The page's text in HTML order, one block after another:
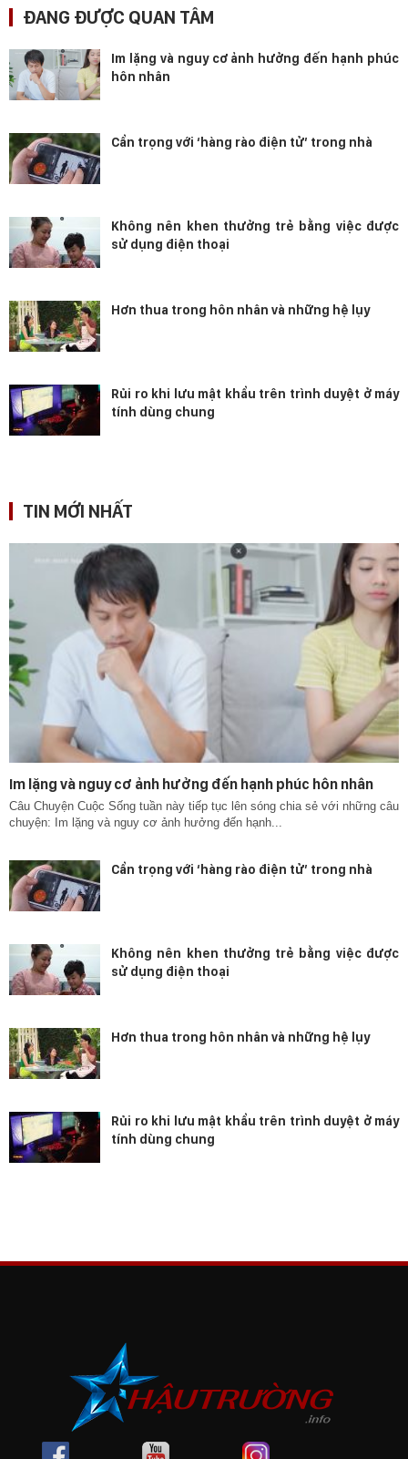
ĐANG ĐƯỢC QUAN TÂM
Im lặng và nguy cơ ảnh hưởng đến hạnh phúc
hôn nhân
Cẩn trọng với ‘hàng rào điện tử’ trong nhà
Không nên khen thưởng trẻ bằng việc được
sử dụng điện thoại
Hơn thua trong hôn nhân và những hệ lụy
Rủi ro khi lưu mật khẩu trên trình duyệt ở máy
tính dùng chung
TIN MỚI NHẤT
Im lặng và nguy cơ ảnh hưởng đến hạnh phúc hôn nhân
Câu Chuyện Cuộc Sống tuần này tiếp tục lên sóng chia sẻ với những câu
chuyện: Im lặng và nguy cơ ảnh hưởng đến hạnh...
Cẩn trọng với ‘hàng rào điện tử’ trong nhà
Không nên khen thưởng trẻ bằng việc được
sử dụng điện thoại
Hơn thua trong hôn nhân và những hệ lụy
Rủi ro khi lưu mật khẩu trên trình duyệt ở máy
tính dùng chung